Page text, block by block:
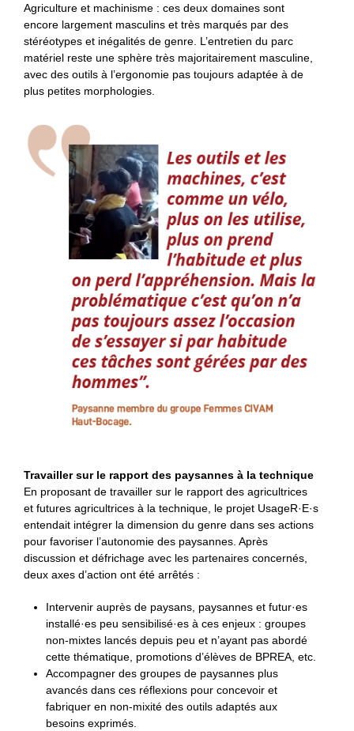
Agriculture et machinisme : ces deux domaines sont
encore largement masculins et très marqués par des
stéréotypes et inégalités de genre. L’entretien du parc
matériel reste une sphère très majoritairement masculine,
avec des outils à l’ergonomie pas toujours adaptée à de
plus petites morphologies.
Travailler sur le rapport des paysannes à la technique
En proposant de travailler sur le rapport des agricultrices
et futures agricultrices à la technique, le projet UsageR·E·s
entendait intégrer la dimension du genre dans ses actions
pour favoriser l’autonomie des paysannes. Après
discussion et défrichage avec les partenaires concernés,
deux axes d’action ont été arrêtés :
Intervenir auprès de paysans, paysannes et futur·es
installé·es peu sensibilisé·es à ces enjeux : groupes
non-mixtes lancés depuis peu et n’ayant pas abordé
cette thématique, promotions d’élèves de BPREA, etc.
Accompagner des groupes de paysannes plus
avancés dans ces réflexions pour concevoir et
fabriquer en non-mixité des outils adaptés aux
besoins exprimés.